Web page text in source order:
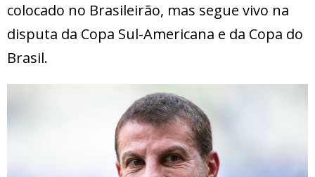
colocado no Brasileirão, mas segue vivo na
disputa da Copa Sul-Americana e da Copa do
Brasil.